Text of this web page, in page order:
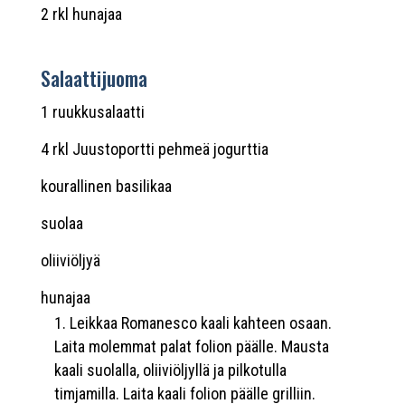
2 rkl hunajaa
Salaattijuoma
1 ruukkusalaatti
4 rkl Juustoportti pehmeä jogurttia
kourallinen basilikaa
suolaa
oliiviöljyä
hunajaa
Leikkaa Romanesco kaali kahteen osaan.
Laita molemmat palat folion päälle. Mausta
kaali suolalla, oliiviöljyllä ja pilkotulla
timjamilla. Laita kaali folion päälle grilliin.